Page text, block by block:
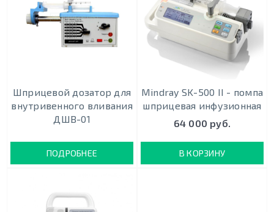
Шприцевой дозатор для
внутривенного вливания
ДШВ-01
ПОДРОБНЕЕ
Mindray SK-500 II - помпа
шприцевая инфузионная
64 000 руб.
В КОРЗИНУ